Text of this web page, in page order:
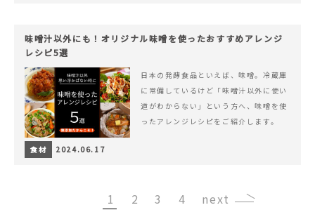
味噌汁以外にも！オリジナル味噌を使ったおすすめアレンジ
レシピ5選
日本の発酵食品といえば、味噌。冷蔵庫
に常備しているけど「味噌汁以外に使い
道がわからない」という方へ、味噌を使
ったアレンジレシピをご紹介します。
食材 2024.06.17
1 2 3 4 ›